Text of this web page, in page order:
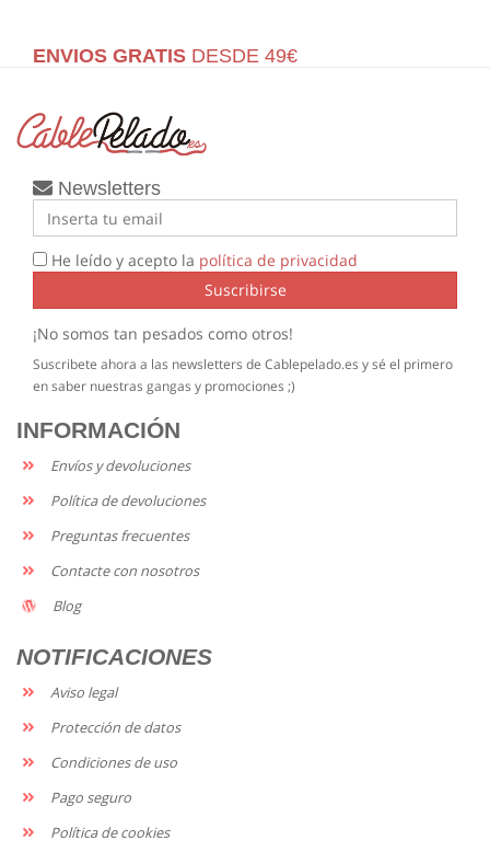
ENVIOS GRATIS DESDE 49€
Newsletters
He leído y acepto la política de privacidad
Suscribirse
¡No somos tan pesados como otros!
Suscribete ahora a las newsletters de Cablepelado.es y sé el primero
en saber nuestras gangas y promociones ;)
INFORMACIÓN
Envíos y devoluciones
Política de devoluciones
Preguntas frecuentes
Contacte con nosotros
Blog
NOTIFICACIONES
Aviso legal
Protección de datos
Condiciones de uso
Pago seguro
Política de cookies